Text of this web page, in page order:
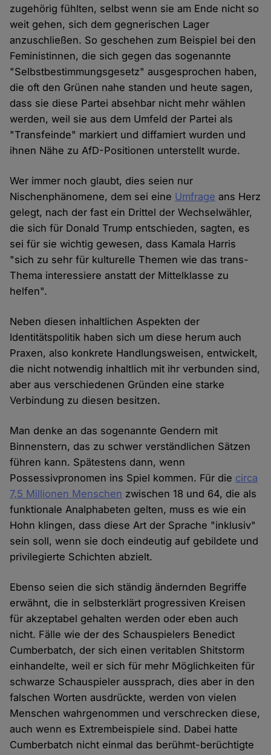
zugehörig fühlten, selbst wenn sie am Ende nicht so
weit gehen, sich dem gegnerischen Lager
anzuschließen. So geschehen zum Beispiel bei den
Feministinnen, die sich gegen das sogenannte
"Selbstbestimmungsgesetz" ausgesprochen haben,
die oft den Grünen nahe standen und heute sagen,
dass sie diese Partei absehbar nicht mehr wählen
werden, weil sie aus dem Umfeld der Partei als
"Transfeinde" markiert und diffamiert wurden und
ihnen Nähe zu AfD-Positionen unterstellt wurde.
Wer immer noch glaubt, dies seien nur
Nischenphänomene, dem sei eine Umfrage ans Herz
gelegt, nach der fast ein Drittel der Wechselwähler,
die sich für Donald Trump entschieden, sagten, es
sei für sie wichtig gewesen, dass Kamala Harris
"sich zu sehr für kulturelle Themen wie das trans-
Thema interessiere anstatt der Mittelklasse zu
helfen".
Neben diesen inhaltlichen Aspekten der
Identitätspolitik haben sich um diese herum auch
Praxen, also konkrete Handlungsweisen, entwickelt,
die nicht notwendig inhaltlich mit ihr verbunden sind,
aber aus verschiedenen Gründen eine starke
Verbindung zu diesen besitzen.
Man denke an das sogenannte Gendern mit
Binnenstern, das zu schwer verständlichen Sätzen
führen kann. Spätestens dann, wenn
Possessivpronomen ins Spiel kommen. Für die circa
7,5 Millionen Menschen zwischen 18 und 64, die als
funktionale Analphabeten gelten, muss es wie ein
Hohn klingen, dass diese Art der Sprache "inklusiv"
sein soll, wenn sie doch eindeutig auf gebildete und
privilegierte Schichten abzielt.
Ebenso seien die sich ständig ändernden Begriffe
erwähnt, die in selbsterklärt progressiven Kreisen
für akzeptabel gehalten werden oder eben auch
nicht. Fälle wie der des Schauspielers Benedict
Cumberbatch, der sich einen veritablen Shitstorm
einhandelte, weil er sich für mehr Möglichkeiten für
schwarze Schauspieler aussprach, dies aber in den
falschen Worten ausdrückte, werden von vielen
Menschen wahrgenommen und verschrecken diese,
auch wenn es Extrembeispiele sind. Dabei hatte
Cumberbatch nicht einmal das berühmt-berüchtigte